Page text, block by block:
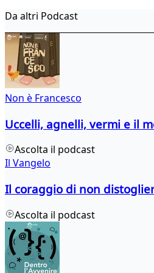
Da altri Podcast
Non è Francesco
Uccelli, agnelli, vermi e il
Ascolta il podcast
Il Vangelo
Il coraggio di non
Ascolta il podcast